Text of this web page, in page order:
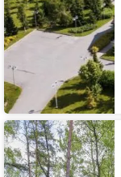
База
отдыха
Ладога-
озеро